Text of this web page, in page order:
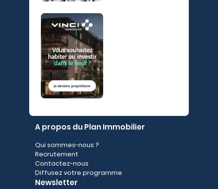
A propos du Plan Immobilier
Qui sommes-nous ?
Recrutement
Contactez-nous
Diffusez votre programme
Newsletter